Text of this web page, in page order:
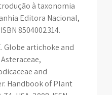
à taxonomia
Editora Nacional,
8504002314.
Globe artichoke and
and
Handbook of Plant